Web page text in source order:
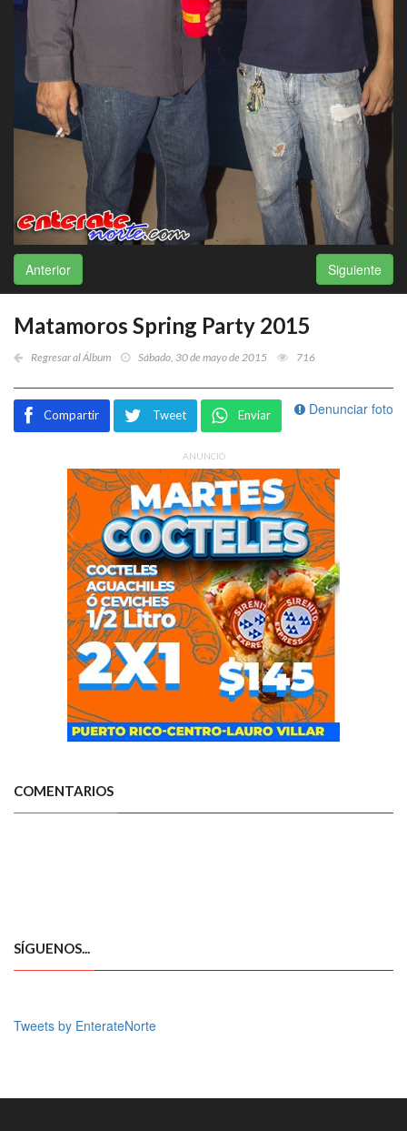
Anterior Siguiente
Matamoros Spring Party 2015
Regresar al Álbum Sábado, 30 de mayo de 2015 716
Denunciar foto
Compartir Tweet Enviar
ANUNCIO
COMENTARIOS
SÍGUENOS...
Tweets by EnterateNorte